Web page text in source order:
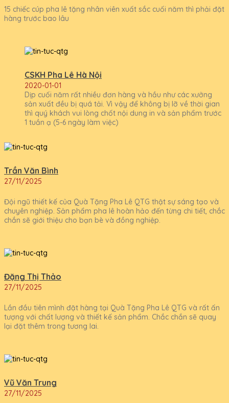
15 chiếc cúp pha lê tặng nhân viên xuất sắc cuối năm thì phải đặt
hàng trước bao lâu
CSKH Pha Lê Hà Nội
2020-01-01
Dịp cuối năm rất nhiều đơn hàng và hầu như các xưởng
sản xuất đều bị quá tải. Vì vậy để không bị lỡ về thời gian
thì quý khách vui lòng chốt nội dung in và sản phẩm trước
1 tuần ạ (5-6 ngày làm việc)
Trần Văn Bình
27/11/2025
Đội ngũ thiết kế của Quà Tặng Pha Lê QTG thật sự sáng tạo và
chuyên nghiệp. Sản phẩm pha lê hoàn hảo đến từng chi tiết, chắc
chắn sẽ giới thiệu cho bạn bè và đồng nghiệp.
Đặng Thị Thảo
27/11/2025
Lần đầu tiên mình đặt hàng tại Quà Tặng Pha Lê QTG và rất ấn
tượng với chất lượng và thiết kế sản phẩm. Chắc chắn sẽ quay
lại đặt thêm trong tương lai.
Vũ Văn Trung
27/11/2025